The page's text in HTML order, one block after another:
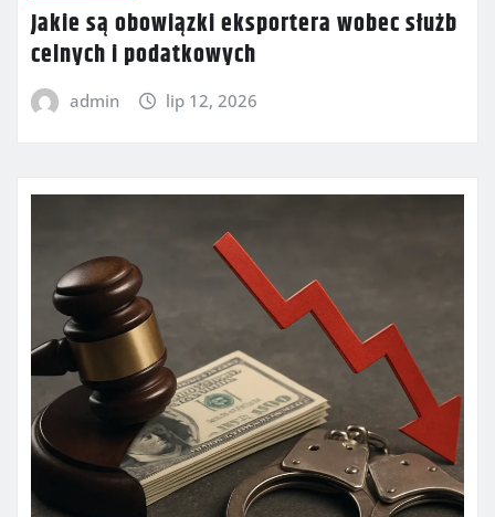
Jakie są obowiązki eksportera wobec służb
celnych i podatkowych
admin lip 12, 2026